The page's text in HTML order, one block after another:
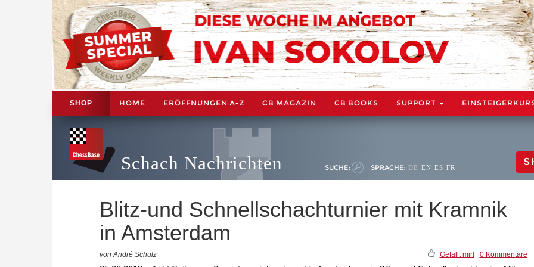
SHOP HOME ERÖFFNUNGEN A-Z CB MAGAZIN CB BOOKS SUPPORT
Schach Nachrichten SUCHE: SPRACHE: DE EN ES FR
Blitz-und Schnellschachturnier mit Kramnik
in Amsterdam
von André Schulz Gefällt mir!| 0 Kommentare